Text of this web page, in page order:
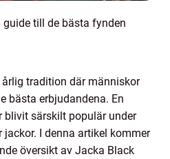
till de bästa fynden
tradition där människor
bästa erbjudandena. En
blivit särskilt populär under
I denna artikel kommer
översikt av Jacka Black